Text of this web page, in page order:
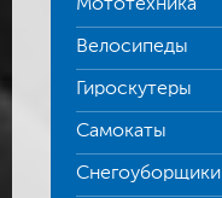
Мототехника
Велосипеды
Гироскутеры
Самокаты
Снегоуборщики